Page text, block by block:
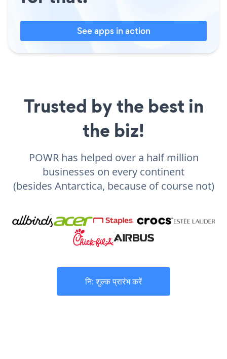
See apps in action
Trusted by the best in
the biz!
POWR has helped over a half million
businesses on every continent
(besides Antarctica, because of course not)
नि: शुल्क प्रारंभ करें